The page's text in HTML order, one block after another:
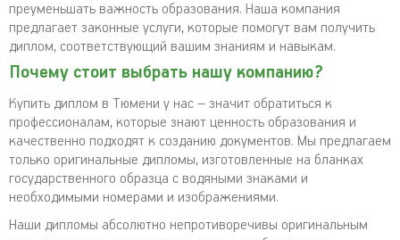
преуменьшать важность образования. Наша компания
предлагает законные услуги, которые помогут вам получить
диплом, соответствующий вашим знаниям и навыкам.
Почему стоит выбрать нашу компанию?
Купить диплом в Тюмени у нас – значит обратиться к
профессионалам, которые знают ценность образования и
качественно подходят к созданию документов. Мы предлагаем
только оригинальные дипломы, изготовленные на бланках
государственного образца с водяными знаками и
необходимыми номерами и изображениями.
Наши дипломы абсолютно непротиворечивы оригинальным